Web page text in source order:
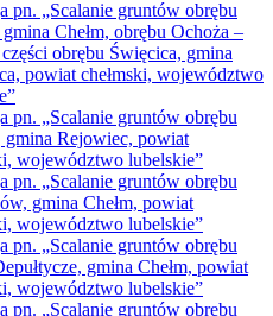
pn. „Scalanie gruntów obrębu
Chełm, obrębu Ochoża –
obrębu Święcica, gmina
powiat chełmski, województwo
pn. „Scalanie gruntów obrębu
Rejowiec, powiat
województwo lubelskie”
pn. „Scalanie gruntów obrębu
gmina Chełm, powiat
województwo lubelskie”
pn. „Scalanie gruntów obrębu
gmina Chełm, powiat
województwo lubelskie”
pn. „Scalanie gruntów obrębu